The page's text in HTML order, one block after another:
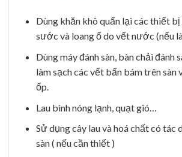
Dùng khăn khô quấn lại các thiết
sước và loang ố do vết nước (nếu
Dùng máy đánh sàn, bàn chải đánh
làm sạch các vết bẩn bám trên sàn
ốp.
Lau bình nóng lạnh, quạt gió…
Sử dụng cây lau và hoá chất có tác
sàn ( nếu cần thiết )